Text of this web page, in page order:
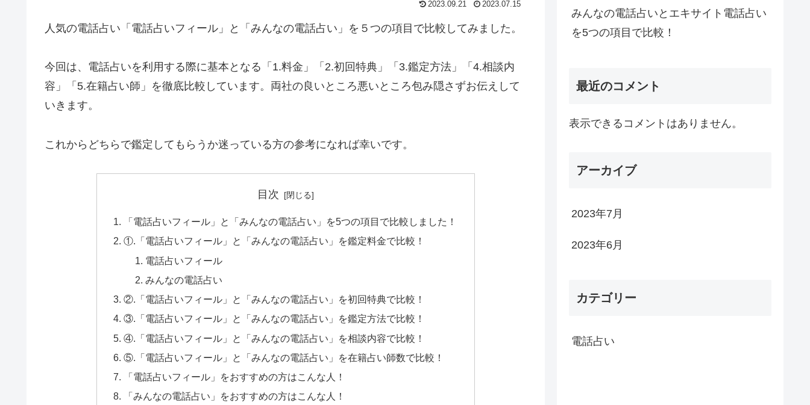
2023.09.21 2023.07.15
人気の電話占い「電話占いフィール」と「みんなの電話占い」を５つの項目で比較してみました。
今回は、電話占いを利用する際に基本となる「1.料金」「2.初回特典」「3.鑑定方法」「4.相談内
容」「5.在籍占い師」を徹底比較しています。両社の良いところ悪いところ包み隠さずお伝えして
いきます。
これからどちらで鑑定してもらうか迷っている方の参考になれば幸いです。
目次
「電話占いフィール」と「みんなの電話占い」を5つの項目で比較しました！
①.「電話占いフィール」と「みんなの電話占い」を鑑定料金で比較！
電話占いフィール
みんなの電話占い
②.「電話占いフィール」と「みんなの電話占い」を初回特典で比較！
③.「電話占いフィール」と「みんなの電話占い」を鑑定方法で比較！
④.「電話占いフィール」と「みんなの電話占い」を相談内容で比較！
⑤.「電話占いフィール」と「みんなの電話占い」を在籍占い師数で比較！
「電話占いフィール」をおすすめの方はこんな人！
「みんなの電話占い」をおすすめの方はこんな人！
みんなの電話占いとエキサイト電話占い
を5つの項目で比較！
最近のコメント
表示できるコメントはありません。
アーカイブ
2023年7月
2023年6月
カテゴリー
電話占い